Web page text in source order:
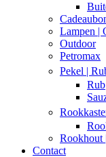
Lampen |
Outdoor
Petromax
Pekel |
Rub
Rookhout
Contact